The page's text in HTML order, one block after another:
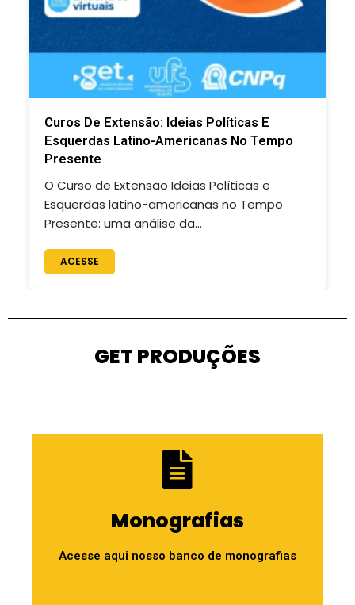
Curos De Extensão: Ideias Políticas E
Esquerdas Latino-Americanas No Tempo
Presente
O Curso de Extensão Ideias Políticas e
Esquerdas latino-americanas no Tempo
Presente: uma análise da…
ACESSE
GET PRODUÇÕES
Monografias
Acesse aqui nosso banco de monografias